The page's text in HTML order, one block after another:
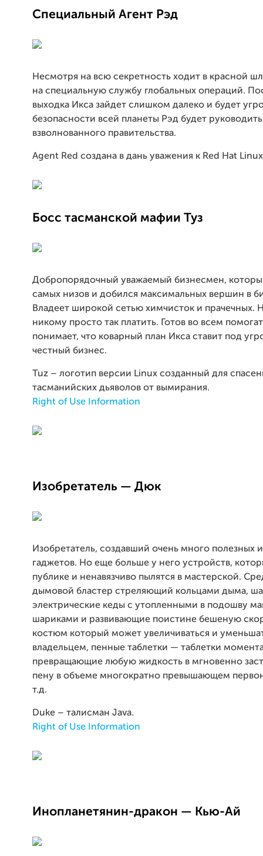
Специальный Агент Рэд
Несмотря на всю секретность ходит в красной
на специальную службу глобальных операций.
выходка Икса зайдет слишком далеко и будет
безопасности всей планеты Рэд будет
взволнованного правительства.
Agent Red создана в дань уважения к Red Hat
Босс тасманской мафии Туз
Добропорядочный уважаемый бизнесмен,
самых низов и добился максимальных вершин в
Владеет широкой сетью химчисток и прачечных.
никому просто так платить. Готов во всем
понимает, что коварный план Икса ставит под
честный бизнес.
Tuz – логотип версии Linux созданный для
тасманийских дьяволов от вымирания.
Right of Use Information
Изобретатель — Дюк
Изобретатель, создавший очень много полезных
гаджетов. Но еще больше у него устройств,
публике и ненавязчиво пылятся в мастерской.
дымовой бластер стреляющий кольцами дыма,
электрические кеды с утопленными в подошву
шариками и развивающие поистине бешеную
костюм который может увеличиваться и
владельцем, пенные таблетки — таблетки
превращающие любую жидкость в мгновенно
пену в объеме многократно превышающем
т.д.
Duke – талисман Java.
Right of Use Information
Инопланетянин-дракон — Кью-Ай